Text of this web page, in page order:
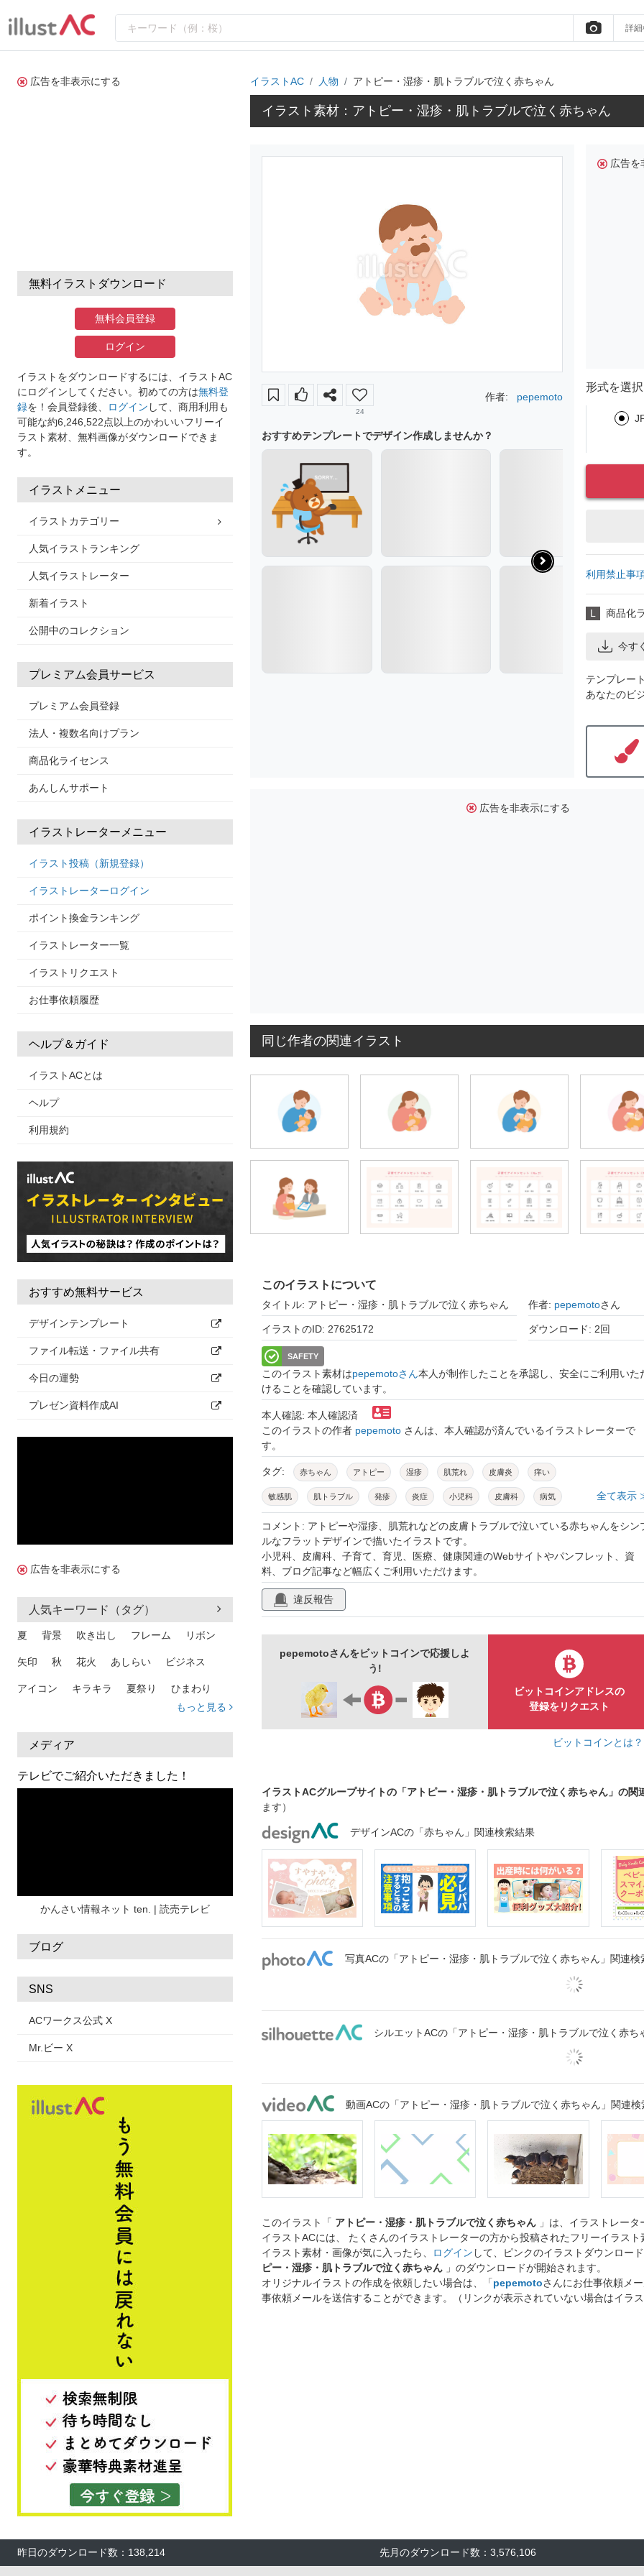
詳細
広告を非表示にする
無料イラストダウンロード
無料会員登録
ログイン
イラストをダウンロードするには、イラストAC
にログインしてください。初めての方は無料登
録を！会員登録後、 ログイン して、商用利用も
可能な約6,246,522点以上のかわいいフリーイ
ラスト素材、無料画像がダウンロードできま
す。
イラストメニュー
イラストカテゴリー
人気イラストランキング
人気イラストレーター
新着イラスト
公開中のコレクション
プレミアム会員サービス
プレミアム会員登録
法人・複数名向けプラン
商品化ライセンス
あんしんサポート
イラストレーターメニュー
イラスト投稿（新規登録）
イラストレーターログイン
ポイント換金ランキング
イラストレーター一覧
イラストリクエスト
お仕事依頼履歴
ヘルプ＆ガイド
イラストACとは
ヘルプ
利用規約
おすすめ無料サービス
デザインテンプレート
ファイル転送・ファイル共有
今日の運勢
プレゼン資料作成AI
広告を非表示にする
人気キーワード（タグ）
夏 背景 吹き出し フレーム リボン
矢印 秋 花火 あしらい ビジネス
アイコン キラキラ 夏祭り ひまわり
熱中症
人物 暑中見舞い
日本地図 海
もっと見る
メディア
テレビでご紹介いただきました！
かんさい情報ネット ten. | 読売テレビ
ブログ
SNS
ACワークス公式 X
Mr.ビー X
イラストAC 人物 アトピー・湿疹・肌トラブルで泣く赤ちゃん
イラスト素材：アトピー・湿疹・肌トラブルで泣く赤ちゃん
24
作者: pepemoto
おすすめテンプレートでデザイン作成しませんか？
広告を
形式を選
利用禁止事
L 商品化
今す
テンプレー
あなたのビ
広告を非表示にする
同じ作者の関連イラスト
このイラストについて
タイトル: アトピー・湿疹・肌トラブルで泣く赤ちゃん 作者: pepemotoさん
イラストのID: 27625172 ダウンロード: 2回
SAFETY
このイラスト素材はpepemotoさん本人が制作したことを承認し、安全にご利用いた
けることを確認しています。
本人確認: 本人確認済
このイラストの作者 pepemoto さんは、本人確認が済んでいるイラストレーターで
す。
タグ: 赤ちゃん アトピー 湿疹 肌荒れ 皮膚炎 痒い
敏感肌 肌トラブル 発疹 炎症 小児科 皮膚科 病気
育児 子育て 泣く 不機嫌 シンプル フラットデザイン
アレルギー 看病 症状
全て表示
コメント: アトピーや湿疹、肌荒れなどの皮膚トラブルで泣いている赤ちゃんをシン
ルなフラットデザインで描いたイラストです。
小児科、皮膚科、子育て、育児、医療、健康関連のWebサイトやパンフレット、資
料、ブログ記事など幅広くご利用いただけます。
違反報告
pepemotoさんをビットコインで応援しよ
う!
ビットコインアドレスの
登録をリクエスト
ビットコインとは？
イラストACグループサイトの「アトピー・湿疹・肌トラブルで泣く赤ちゃん」の関
ます）
デザインACの「赤ちゃん」関連検索結果
写真ACの「アトピー・湿疹・肌トラブルで泣く赤ちゃん」関連検
シルエットACの「アトピー・湿疹・肌トラブルで泣く赤ち
動画ACの「アトピー・湿疹・肌トラブルで泣く赤ちゃん」関連検
このイラスト「 アトピー・湿疹・肌トラブルで泣く赤ちゃん 」は、イラストレータ
イラストACには、 たくさんのイラストレーターの方から投稿されたフリーイラス
イラスト素材・画像が気に入ったら、
ログイン して、ピンクのイラストダウンロー
ピー・湿疹・肌トラブルで泣く赤ちゃん 」のダウンロードが開始されます。
オリジナルイラストの作成を依頼したい場合は、「pepemotoさんにお仕事依頼メ
事依頼メールを送信することができます。（リンクが表示されていない場合はイラ
昨日のダウンロード数：138,214 先月のダウンロード数：3,576,106